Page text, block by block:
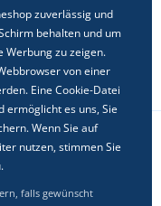
zuverlässig und
behalten und um
Werbung zu zeigen.
von einer
Eine Cookie-Datei
ermöglicht es uns, Sie
Wenn Sie auf
nutzen, stimmen Sie
falls gewünscht